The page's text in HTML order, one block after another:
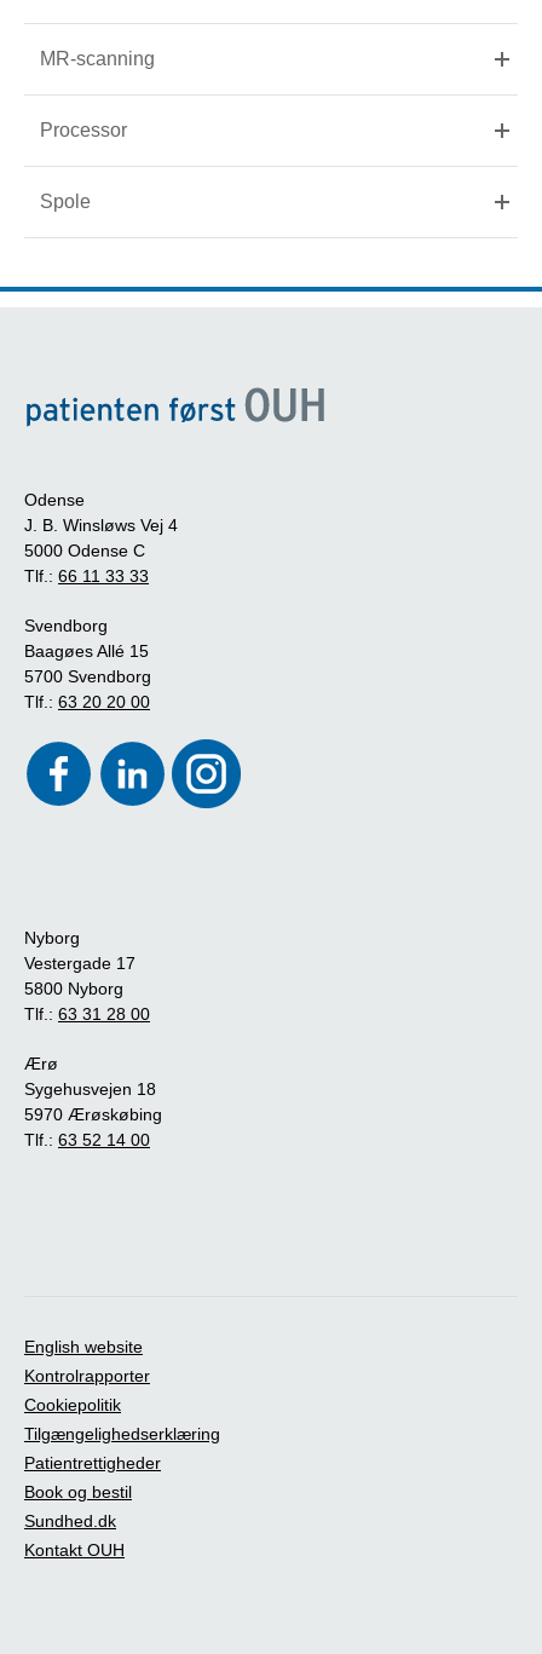
MR-scanning
Processor
Spole
Odense
J. B. Winsløws Vej 4
5000 Odense C
Tlf.: 66 11 33 33
Svendborg
Baagøes Allé 15
5700 Svendborg
Tlf.: 63 20 20 00
Nyborg
Vestergade 17
5800 Nyborg
Tlf.: 63 31 28 00
Ærø
Sygehusvejen 18
5970 Ærøskøbing
Tlf.: 63 52 14 00
English website
Kontrolrapporter
Cookiepolitik
Tilgængelighedserklæring
Patientrettigheder
Book og bestil
Sundhed.dk
Kontakt OUH